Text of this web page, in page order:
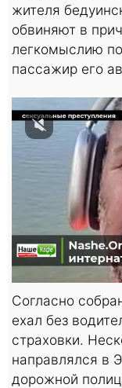
жителя
обвиняют в
легкомыслию
пассажир его
Согласно
ехал без
страховки.
направлялся в
дорожной